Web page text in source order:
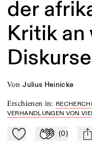
der
Kritik
von Julius Heinicke
Erschienen in:
VERHANDLUNGEN VON
Zu Mein-TdZ hinzufügen
Applaudieren
(0) mail